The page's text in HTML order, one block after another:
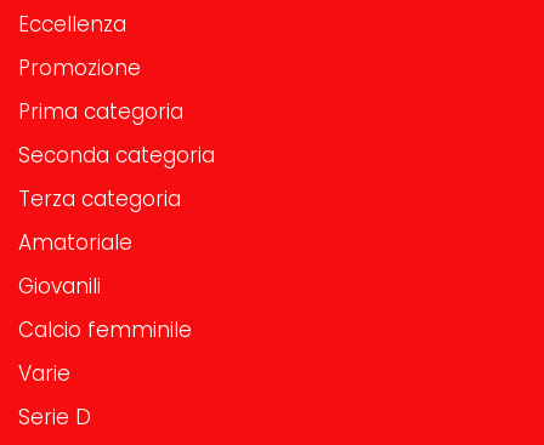
Eccellenza
Promozione
Prima categoria
Seconda categoria
Terza categoria
Amatoriale
Giovanili
Calcio femminile
Varie
Serie D